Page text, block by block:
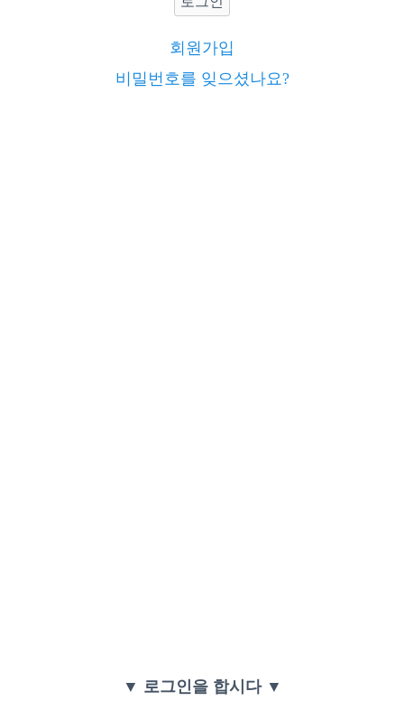
회원가입
비밀번호를 잊으셨나요?
▼ 로그인을 합시다 ▼